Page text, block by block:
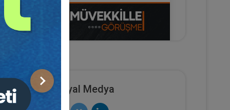
Sonraki
Müvekkille Görüşme Video
Eğitimi
Sosyal Medya